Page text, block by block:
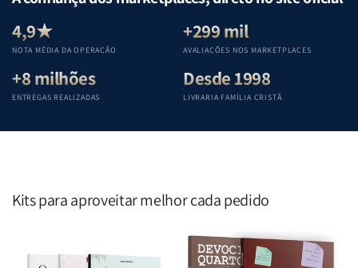
Equipe
Teológica
Penkal
Equipe
Penkal
Equipe
Teológica
Penkal
Equipe
4,9★
NOTA MÉDIA DA OPERAÇÃO
+299 mil
AVALIAÇÕES NOS MARKETPLACES
+8 milhões
ENTREGAS REALIZADAS
Desde 1998
LIVRARIA FAMÍLIA CRISTÃ
Kits para aproveitar melhor cada pedido